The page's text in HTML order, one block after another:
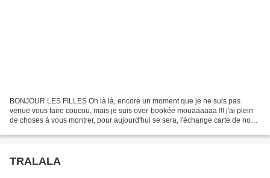
BONJOUR LES FILLES Oh là là, encore un moment que je ne suis pas
venue vous faire coucou, mais je suis over-bookée mouaaaaaa !!! j'ai plein
de choses à vous montrer, pour aujourd'hui se sera, l'échange carte de noël
TRALALA